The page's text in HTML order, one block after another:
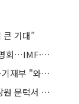
큰 기대”
기재부, 내달 12~13일 국제금융기구 채용설명회…IMF·WBG 등 참여
"'자세히 볼까봐' 사무관이 자료제출 거부"…기재부 "와전된 것"
美 클래리티 법안 연내 통과 가능성 13%…상원 문턱서 제동